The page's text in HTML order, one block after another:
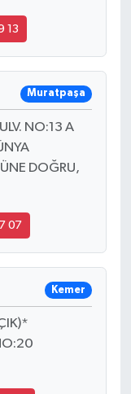
13
Muratpaşa
NO:13 A
DOĞRU,
07
Kemer